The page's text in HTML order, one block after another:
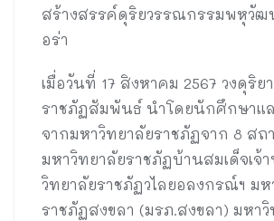
สร้างสรรค์ดุริยวรรณกรรมพหุวัฒ
อร่า
เมื่อวันที่ 17 สิงหาคม 2567 วงดุริย
ราชภัฏสัมพันธ์ นำโดยนักศึกษาแ
จากมหาวิทยาลัยราชภัฏจาก 8 สถ
มหาวิทยาลัยราชภัฏบ้านสมเด็จเจ้
วิทยาลัยราชภัฏวไลยอลงกรณ์ฯ มห
ราชภัฏสงขลา (มรภ.สงขลา) มหา